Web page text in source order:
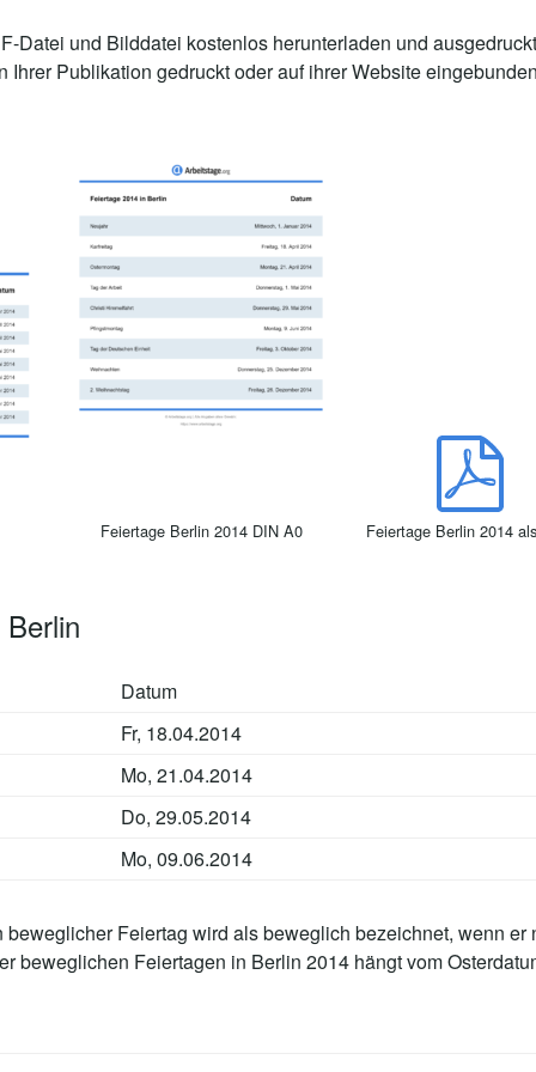
Datei und Bilddatei kostenlos herunterladen und
Publikation gedruckt oder auf ihrer Website
Feiertage Berlin 2014 DIN A0 Feiertage Berlin 2014
Datum
Fr, 18.04.2014
Mo, 21.04.2014
Do, 29.05.2014
Mo, 09.06.2014
Feiertag wird als beweglich bezeichnet, wenn
beweglichen Feiertagen in Berlin 2014 hängt vom